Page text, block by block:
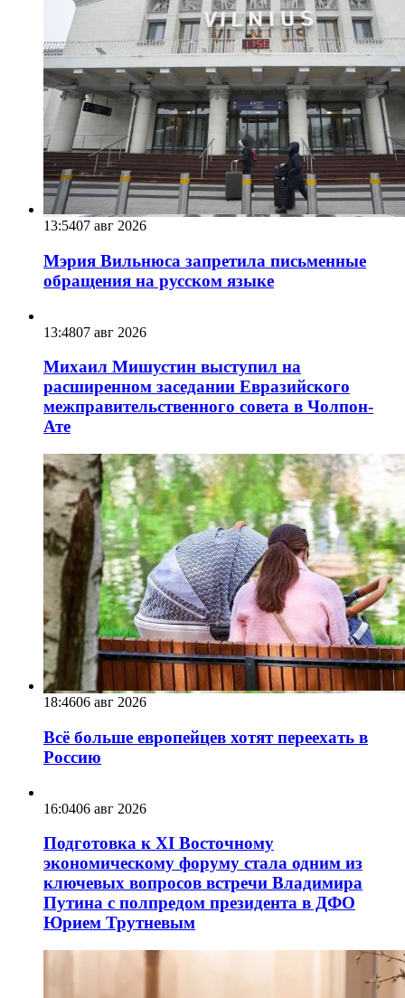
13:5407 авг 2026
Мэрия Вильнюса запретила письменные
обращения на русском языке
13:4807 авг 2026
Михаил Мишустин выступил на
расширенном заседании Евразийского
межправительственного совета в Чолпон-
Ате
18:4606 авг 2026
Всё больше европейцев хотят переехать в
Россию
16:0406 авг 2026
Подготовка к XI Восточному
экономическому форуму стала одним из
ключевых вопросов встречи Владимира
Путина с полпредом президента в ДФО
Юрием Трутневым